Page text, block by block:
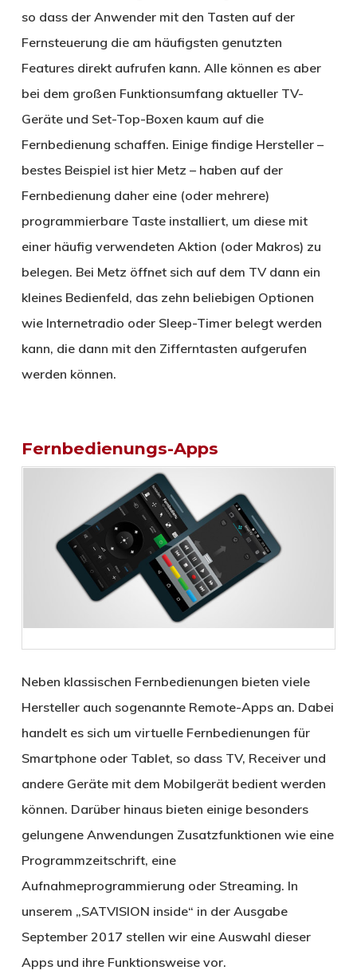
so dass der Anwender mit den Tasten auf der
Fernsteuerung die am häufigsten genutzten
Features direkt aufrufen kann. Alle können es aber
bei dem großen Funktionsumfang aktueller TV-
Geräte und Set-Top-Boxen kaum auf die
Fernbedienung schaffen. Einige findige Hersteller –
bestes Beispiel ist hier Metz – haben auf der
Fernbedienung daher eine (oder mehrere)
programmierbare Taste installiert, um diese mit
einer häufig verwendeten Aktion (oder Makros) zu
belegen. Bei Metz öffnet sich auf dem TV dann ein
kleines Bedienfeld, das zehn beliebigen Optionen
wie Internetradio oder Sleep-Timer belegt werden
kann, die dann mit den Zifferntasten aufgerufen
werden können.
Fernbedienungs-Apps
Neben klassischen Fernbedienungen bieten viele
Hersteller auch sogenannte Remote-Apps an. Dabei
handelt es sich um virtuelle Fernbedienungen für
Smartphone oder Tablet, so dass TV, Receiver und
andere Geräte mit dem Mobilgerät bedient werden
können. Darüber hinaus bieten einige besonders
gelungene Anwendungen Zusatzfunktionen wie eine
Programmzeitschrift, eine
Aufnahmeprogrammierung oder Streaming. In
unserem „SATVISION inside“ in der Ausgabe
September 2017 stellen wir eine Auswahl dieser
Apps und ihre Funktionsweise vor.